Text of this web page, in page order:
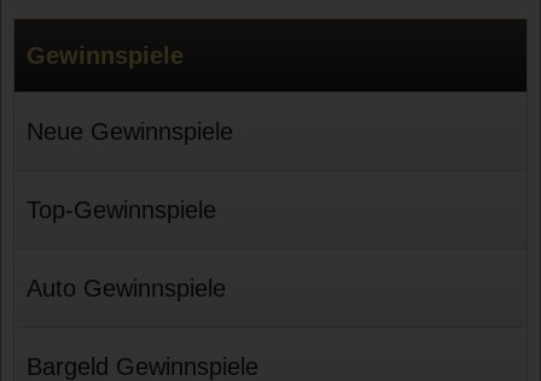
Gewinnspiele
Neue Gewinnspiele
Top-Gewinnspiele
Auto Gewinnspiele
Bargeld Gewinnspiele